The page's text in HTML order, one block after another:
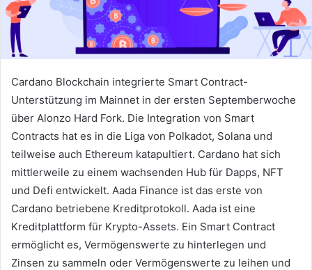
Cardano Blockchain integrierte Smart Contract-
Unterstützung im Mainnet in der ersten Septemberwoche
über Alonzo Hard Fork. Die Integration von Smart
Contracts hat es in die Liga von Polkadot, Solana und
teilweise auch Ethereum katapultiert. Cardano hat sich
mittlerweile zu einem wachsenden Hub für Dapps, NFT
und Defi entwickelt. Aada Finance ist das erste von
Cardano betriebene Kreditprotokoll. Aada ist eine
Kreditplattform für Krypto-Assets. Ein Smart Contract
ermöglicht es, Vermögenswerte zu hinterlegen und
Zinsen zu sammeln oder Vermögenswerte zu leihen und